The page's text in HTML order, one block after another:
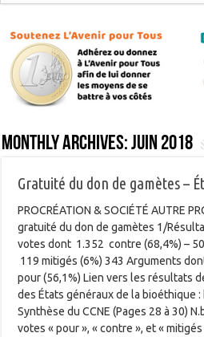
Monthly Archives:juin 2018
Gratuité du don de gamètes –
PROCRÉATION & SOCIÉTÉ AUTRE
gratuité du don de gamètes 1/
votes dont 1.352 contre (68,4%) –
119 mitigés (6%) 343 Arguments
pour (56,1%) Lien vers les résultats
des États généraux de la bioéthique
Synthèse du CCNE (Pages 28 à 30)
votes « pour », « contre », et «